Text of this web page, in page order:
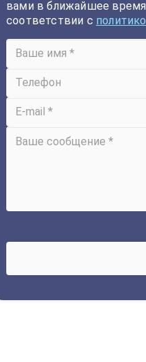
вами в ближайшее
соответствии с